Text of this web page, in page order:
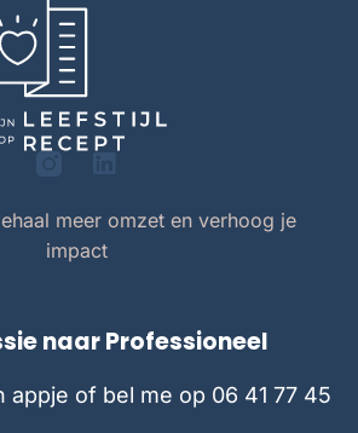
meer omzet en verhoog je
impact
naar Professioneel
appje of bel me op 06 41 77 45